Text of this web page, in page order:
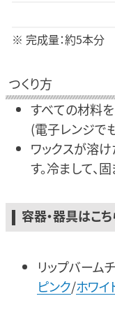
※ 完成量：約5本分
つくり方
すべての材料を
(電子レンジで
ワックスが溶
す。冷まして、
容器・器具はこち
リップバーム
ピンク/ホワイ